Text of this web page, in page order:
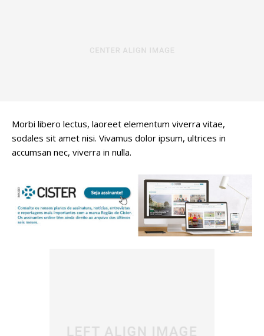
Morbi libero lectus, laoreet elementum viverra vitae,
sodales sit amet nisi. Vivamus dolor ipsum, ultrices in
accumsan nec, viverra in nulla.